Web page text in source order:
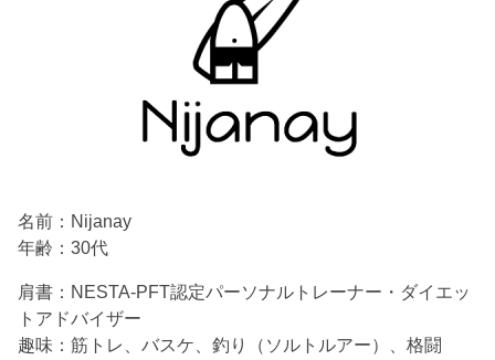
名前：Nijanay
年齢：30代
肩書：NESTA-PFT認定パーソナルトレーナー・ダイエッ
トアドバイザー
趣味：筋トレ、バスケ、釣り（ソルトルアー）、格闘